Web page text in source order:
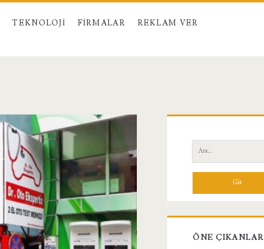
TEKNOLOJI FIRMALAR REKLAM VER
Yan
Menü
Ara:
ÖNE ÇIKANLAR